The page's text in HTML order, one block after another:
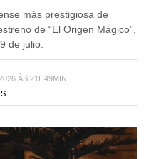
más prestigiosa de
de “El Origen Mágico”,
de julio.
ÀS 21H49MIN
...